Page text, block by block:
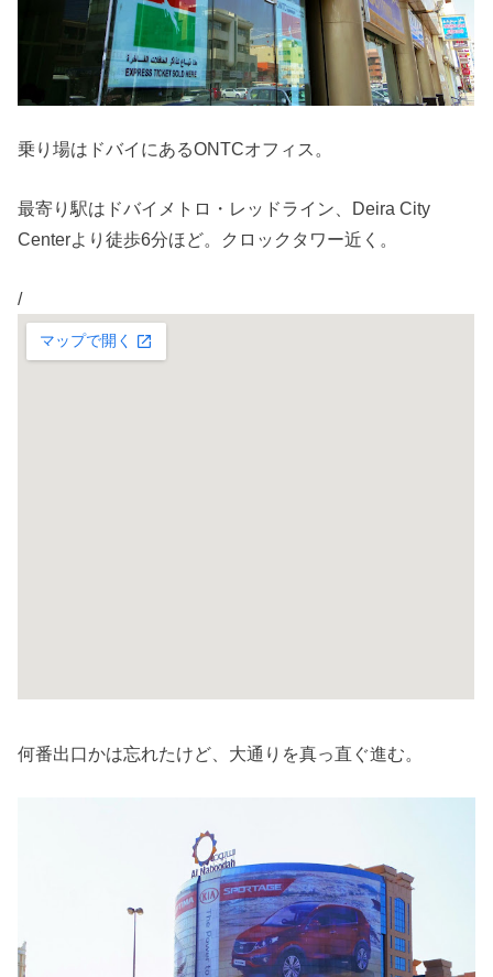
乗り場はドバイにあるONTCオフィス。
最寄り駅はドバイメトロ・レッドライン、Deira City
Centerより徒歩6分ほど。クロックタワー近く。
/
何番出口かは忘れたけど、大通りを真っ直ぐ進む。